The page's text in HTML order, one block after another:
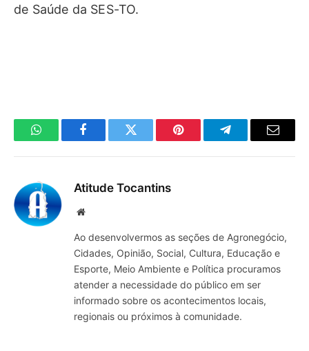
de Saúde da SES-TO.
WhatsAppFacebookTwitter Pinterest TelegramaE-
Atitude Tocantins
Site
Ao desenvolvermos as seções de Agronegócio,
Cidades, Opinião, Social, Cultura, Educação e
Esporte, Meio Ambiente e Política procuramos
atender a necessidade do público em ser
informado sobre os acontecimentos locais,
regionais ou próximos à comunidade.